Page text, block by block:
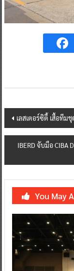
Post
navigation
เลสเตอร์ซิตี้ เสื้อทีมชุ
IBERD จับมือ CIBA
You May